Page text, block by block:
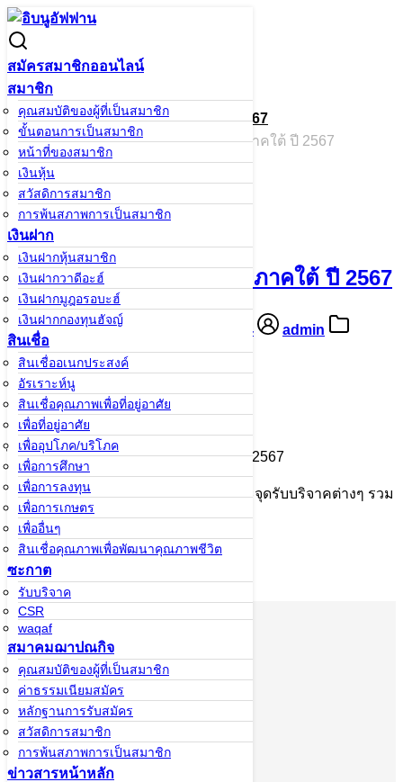
Skip
to
content
สมัครสมาชิกออนไลน์
สมาชิก
คุณสมบัติของผู้ที่เป็นสมาชิก
ขั้นตอนการเป็นสมาชิก
หน้าที่ของสมาชิก
เงินหุ้น
สวัสดิการสมาชิก
การพ้นสภาพการเป็นสมาชิก
เงินฝาก
เงินฝากหุ้นสมาชิก
เงินฝากวาดีอะฮ์
เงินฝากมูฎอรอบะฮ์
เงินฝากกองทุนฮัจญ์
สินเชื่อ
สินเชื่ออเนกประสงค์
อัรเราะห์นู
สินเชื่อคุณภาพเพื่อที่อยู่อาศัย
เพื่อที่อยู่อาศัย
เพื่ออุปโภค/บริโภค
เพื่อการศึกษา
เพื่อการลงทุน
เพื่อการเกษตร
เพื่ออื่นๆ
สินเชื่อคุณภาพเพื่อพัฒนาคุณภาพชีวิต
ซะกาต
รับบริจาค
CSR
waqaf
สมาคมฌาปณกิจ
คุณสมบัติของผู้ที่เป็นสมาชิก
ค่าธรรมเนียมสมัคร
หลักฐานการรับสมัคร
สวัสดิการสมาชิก
การพ้นสภาพการเป็นสมาชิก
ข่าวสารหน้าหลัก
Search
for:
ร่วมสมทบช่วยเหลือน้ำท่วมภาคใต้ ปี 2567
หน้าหลัก/ร่วมสมทบช่วยเหลือน้ำท่วมภาคใต้ ปี 2567
ร่วมสมทบช่วยเหลือน้ำท่วมภาคใต้ ปี 2567
10 ธันวาคม 2024 10 ธันวาคม 2024
admin
ข่าวสาร
มูลนิธิอิบนูอัฟฟาน
ได้ร่วมสมทบช่วยเหลือน้ำท่วมภาคใต้ ปี 2567
จำนวน 100,000 บาท ผ่านหน่วยงานและจุดรับบริจาคต่างๆ รวม
ถึง A-Khidmat
สหกรณ์อิสลาม
อิบนูอัฟฟาน
จำกัด
เกี่ยวกับอิ
บนูอัฟฟาน